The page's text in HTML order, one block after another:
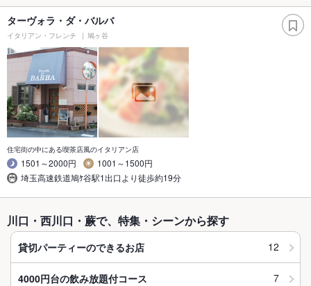
ターヴォラ・ダ・バルバ
イタリアン・フレンチ 鳩ヶ谷
住宅街の中にある喫茶店風のイタリアン店
1501～2000円
1001～1500円
埼玉高速鉄道鳩ｹ谷駅1出口より徒歩約19分
川口・西川口・蕨で、特集・シーンから探す
貸切パーティーのできるお店 12
4000円台の飲み放題付コース 7